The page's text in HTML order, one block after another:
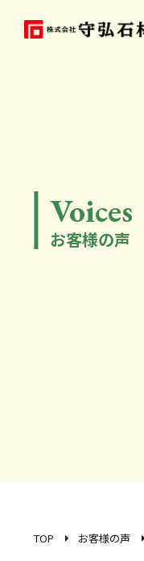
Voices
お客様の声
TOP お客様の声